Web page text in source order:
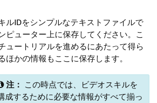
ルIDをシンプルなテキストファイルで
ピューター上に保存してください。こ
ュートリアルを進めるにあたって得ら
ほかの情報もここに保存します。
注： この時点では、ビデオスキルを
成するために必要な情報がすべて揃っ